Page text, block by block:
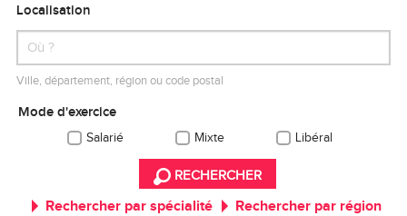
Localisation
Ville, département, région ou code postal
Mode d'exercice
Salarié Mixte Libéral
RECHERCHER
Rechercher par spécialité Rechercher par région